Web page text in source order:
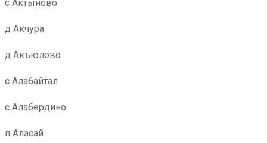
с Актыново
д Акчура
д Акъюлово
с Алабайтал
с Алабердино
п Аласай